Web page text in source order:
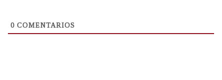
0 COMENTARIOS